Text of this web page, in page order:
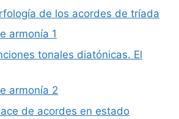
de los acordes de tríada
armonía 1
tonales diatónicas. El
armonía 2
de acordes en estado